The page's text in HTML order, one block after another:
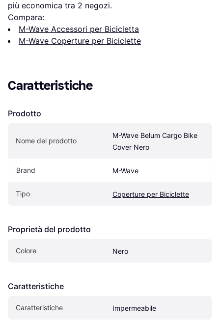
più economica tra 2 negozi.
Compara:
M-Wave Accessori per Bicicletta
M-Wave Coperture per Biciclette
Caratteristiche
Prodotto
Nome del prodotto
M-Wave Belum Cargo Bike
Cover Nero
Brand M-Wave
Tipo Coperture per Biciclette
Proprietà del prodotto
Colore Nero
Caratteristiche
Caratteristiche Impermeabile